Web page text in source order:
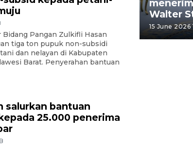
Pangan Zulkifli Hasan
tiga ton pupuk non-subsidi
dan nelayan di Kabupaten
Barat. Penyerahan bantuan
salurkan bantuan
25.000 penerima
ke-80 Raja Keraton
2026 12:51 WIB
Walter
15 June 2026